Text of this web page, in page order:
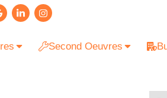
Second Oeuvres